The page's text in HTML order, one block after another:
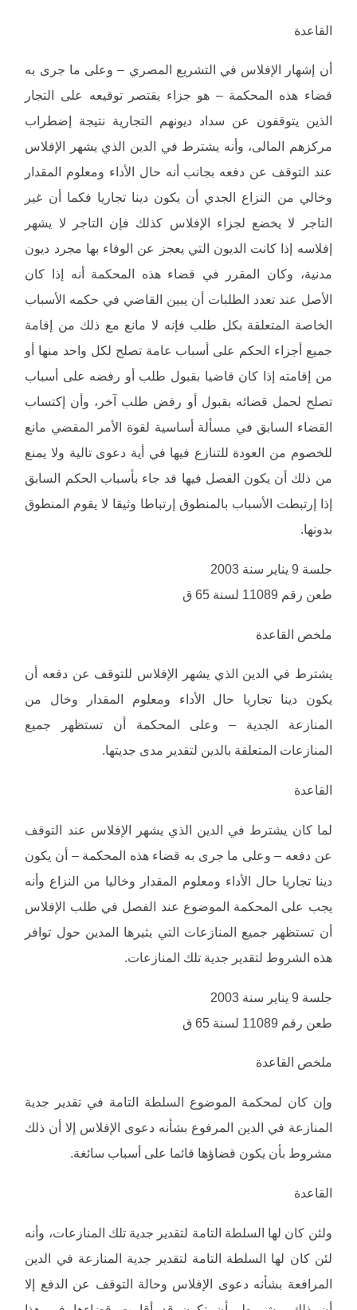
القاعدة
أن إشهار الإفلاس في التشريع المصري – وعلى ما جرى به
قضاء هذه المحكمة – هو جزاء يقتصر توقيعه على التجار
الذين يتوقفون عن سداد ديونهم التجارية نتيجة إضطراب
مركزهم المالى، وأنه يشترط في الدين الذي يشهر الإفلاس
عند التوقف عن دفعه بجانب أنه حال الأداء ومعلوم المقدار
وخالي من النزاع الجدي أن يكون دينا تجاريا فكما أن غير
التاجر لا يخضع لجزاء الإفلاس كذلك فإن التاجر لا يشهر
إفلاسه إذا كانت الديون التي يعجز عن الوفاء بها مجرد ديون
مدنية، وكان المقرر في قضاء هذه المحكمة أنه إذا كان
الأصل عند تعدد الطلبات أن يبين القاضي في حكمه الأسباب
الخاصة المتعلقة بكل طلب فإنه لا مانع مع ذلك من إقامة
جميع أجزاء الحكم على أسباب عامة تصلح لكل واحد منها أو
من إقامته إذا كان قاضيا بقبول طلب أو رفضه على أسباب
تصلح لحمل قضائه بقبول أو رفض طلب آخر، وأن إكتساب
القضاء السابق في مسألة أساسية لقوة الأمر المقضي مانع
للخصوم من العودة للتنازع فيها في أية دعوى تالية ولا يمنع
من ذلك أن يكون الفصل فيها قد جاء بأسباب الحكم السابق
إذا إرتبطت الأسباب بالمنطوق إرتباطا وثيقا لا يقوم المنطوق
بدونها.
جلسة 9 يناير سنة 2003
طعن رقم 11089 لسنة 65 ق
ملخص القاعدة
يشترط في الدين الذي يشهر الإفلاس للتوقف عن دفعه أن
يكون دينا تجاريا حال الأداء ومعلوم المقدار وخال من
المنازعة الجدية – وعلى المحكمة أن تستظهر جميع
المنازعات المتعلقة بالدين لتقدير مدى جديتها.
القاعدة
لما كان يشترط في الدين الذي يشهر الإفلاس عند التوقف
عن دفعه – وعلى ما جرى به قضاء هذه المحكمة – أن يكون
دينا تجاريا حال الأداء ومعلوم المقدار وخاليا من النزاع وأنه
يجب على المحكمة الموضوع عند الفصل في طلب الإفلاس
أن تستظهر جميع المنازعات التي يثيرها المدين حول توافر
هذه الشروط لتقدير جدية تلك المنازعات.
جلسة 9 يناير سنة 2003
طعن رقم 11089 لسنة 65 ق
ملخص القاعدة
وإن كان لمحكمة الموضوع السلطة التامة في تقدير جدية
المنازعة في الدين المرفوع بشأنه دعوى الإفلاس إلا أن ذلك
مشروط بأن يكون قضاؤها قائما على أسباب سائغة.
القاعدة
ولئن كان لها السلطة التامة لتقدير جدية تلك المنازعات، وأنه
لئن كان لها السلطة التامة لتقدير جدية المنازعة في الدين
المرافعة بشأنه دعوى الإفلاس وحالة التوقف عن الدفع إلا